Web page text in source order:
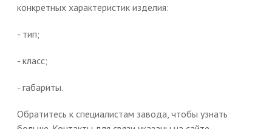
конкретных характеристик изделия:
- тип;
- класс;
- габариты.
Обратитесь к специалистам завода, чтобы узнать